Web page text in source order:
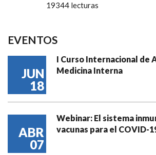
19344 lecturas
EVENTOS
JUN
18
I Curso Internacional de
Medicina Interna
ABR
07
Webinar: El sistema
vacunas para el COVID-